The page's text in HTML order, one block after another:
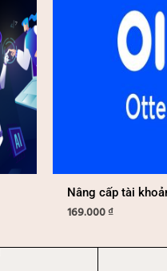
Nâng cấp tài
169.000₫